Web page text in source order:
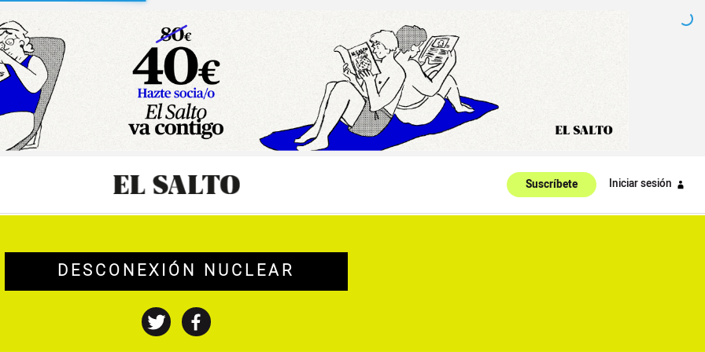
Suscríbete Iniciar sesión
DESCONEXIÓN NUCLEAR